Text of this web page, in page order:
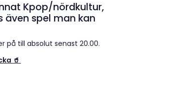
Kpop/nördkultur,
även spel man kan
på till absolut senast 20.00.
🥤